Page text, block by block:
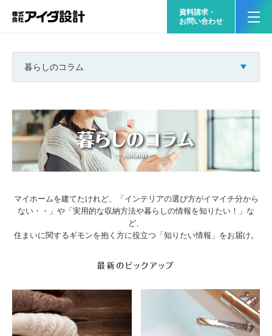
資料請求・
お問い合わせ
暮らしのコラム
マイホームを建てたけれど、「インテリアの選び方がイマイチ分から
ない・・」や 「実用的な収納方法や暮らしの情報を知りたい！」な
ど、
住まいに関するギモンを抱く方に役立つ「知りたい情報」をお届け。